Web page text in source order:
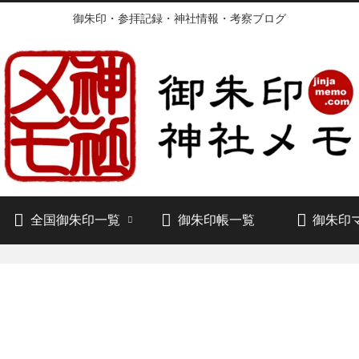
御朱印・参拝記録・神社情報・考察ブログ
全国御朱印一覧 御朱印帳一覧 御朱印